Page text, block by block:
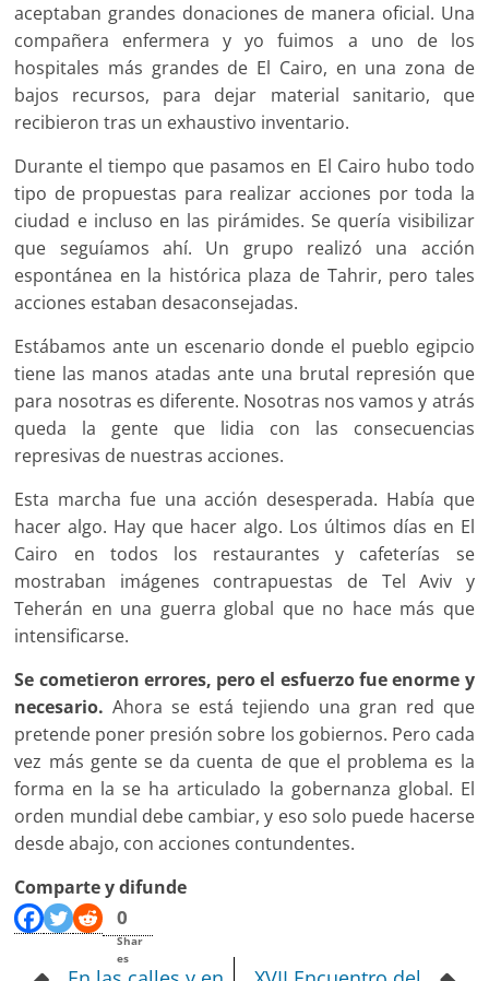
aceptaban grandes donaciones de manera oficial. Una
compañera enfermera y yo fuimos a uno de los
hospitales más grandes de El Cairo, en una zona de
bajos recursos, para dejar material sanitario, que
recibieron tras un exhaustivo inventario.
Durante el tiempo que pasamos en El Cairo hubo todo
tipo de propuestas para realizar acciones por toda la
ciudad e incluso en las pirámides. Se quería visibilizar
que seguíamos ahí. Un grupo realizó una acción
espontánea en la histórica plaza de Tahrir, pero tales
acciones estaban desaconsejadas.
Estábamos ante un escenario donde el pueblo egipcio
tiene las manos atadas ante una brutal represión que
para nosotras es diferente. Nosotras nos vamos y atrás
queda la gente que lidia con las consecuencias
represivas de nuestras acciones.
Esta marcha fue una acción desesperada. Había que
hacer algo. Hay que hacer algo. Los últimos días en El
Cairo en todos los restaurantes y cafeterías se
mostraban imágenes contrapuestas de Tel Aviv y
Teherán en una guerra global que no hace más que
intensificarse.
Se cometieron errores, pero el esfuerzo fue enorme y
necesario. Ahora se está tejiendo una gran red que
pretende poner presión sobre los gobiernos. Pero cada
vez más gente se da cuenta de que el problema es la
forma en la se ha articulado la gobernanza global. El
orden mundial debe cambiar, y eso solo puede hacerse
desde abajo, con acciones contundentes.
Comparte y difunde
0
Shar
es